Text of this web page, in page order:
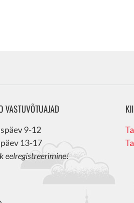
VASTUVÕTUAJAD
9-12
13-17
eelregistreerimine!